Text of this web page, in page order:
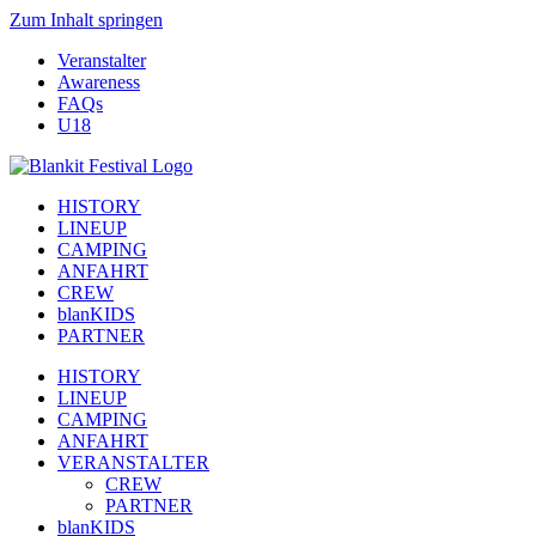
Zum Inhalt springen
Veranstalter
Awareness
FAQs
U18
HISTORY
LINEUP
CAMPING
ANFAHRT
CREW
blanKIDS
PARTNER
HISTORY
LINEUP
CAMPING
ANFAHRT
VERANSTALTER
CREW
PARTNER
blanKIDS